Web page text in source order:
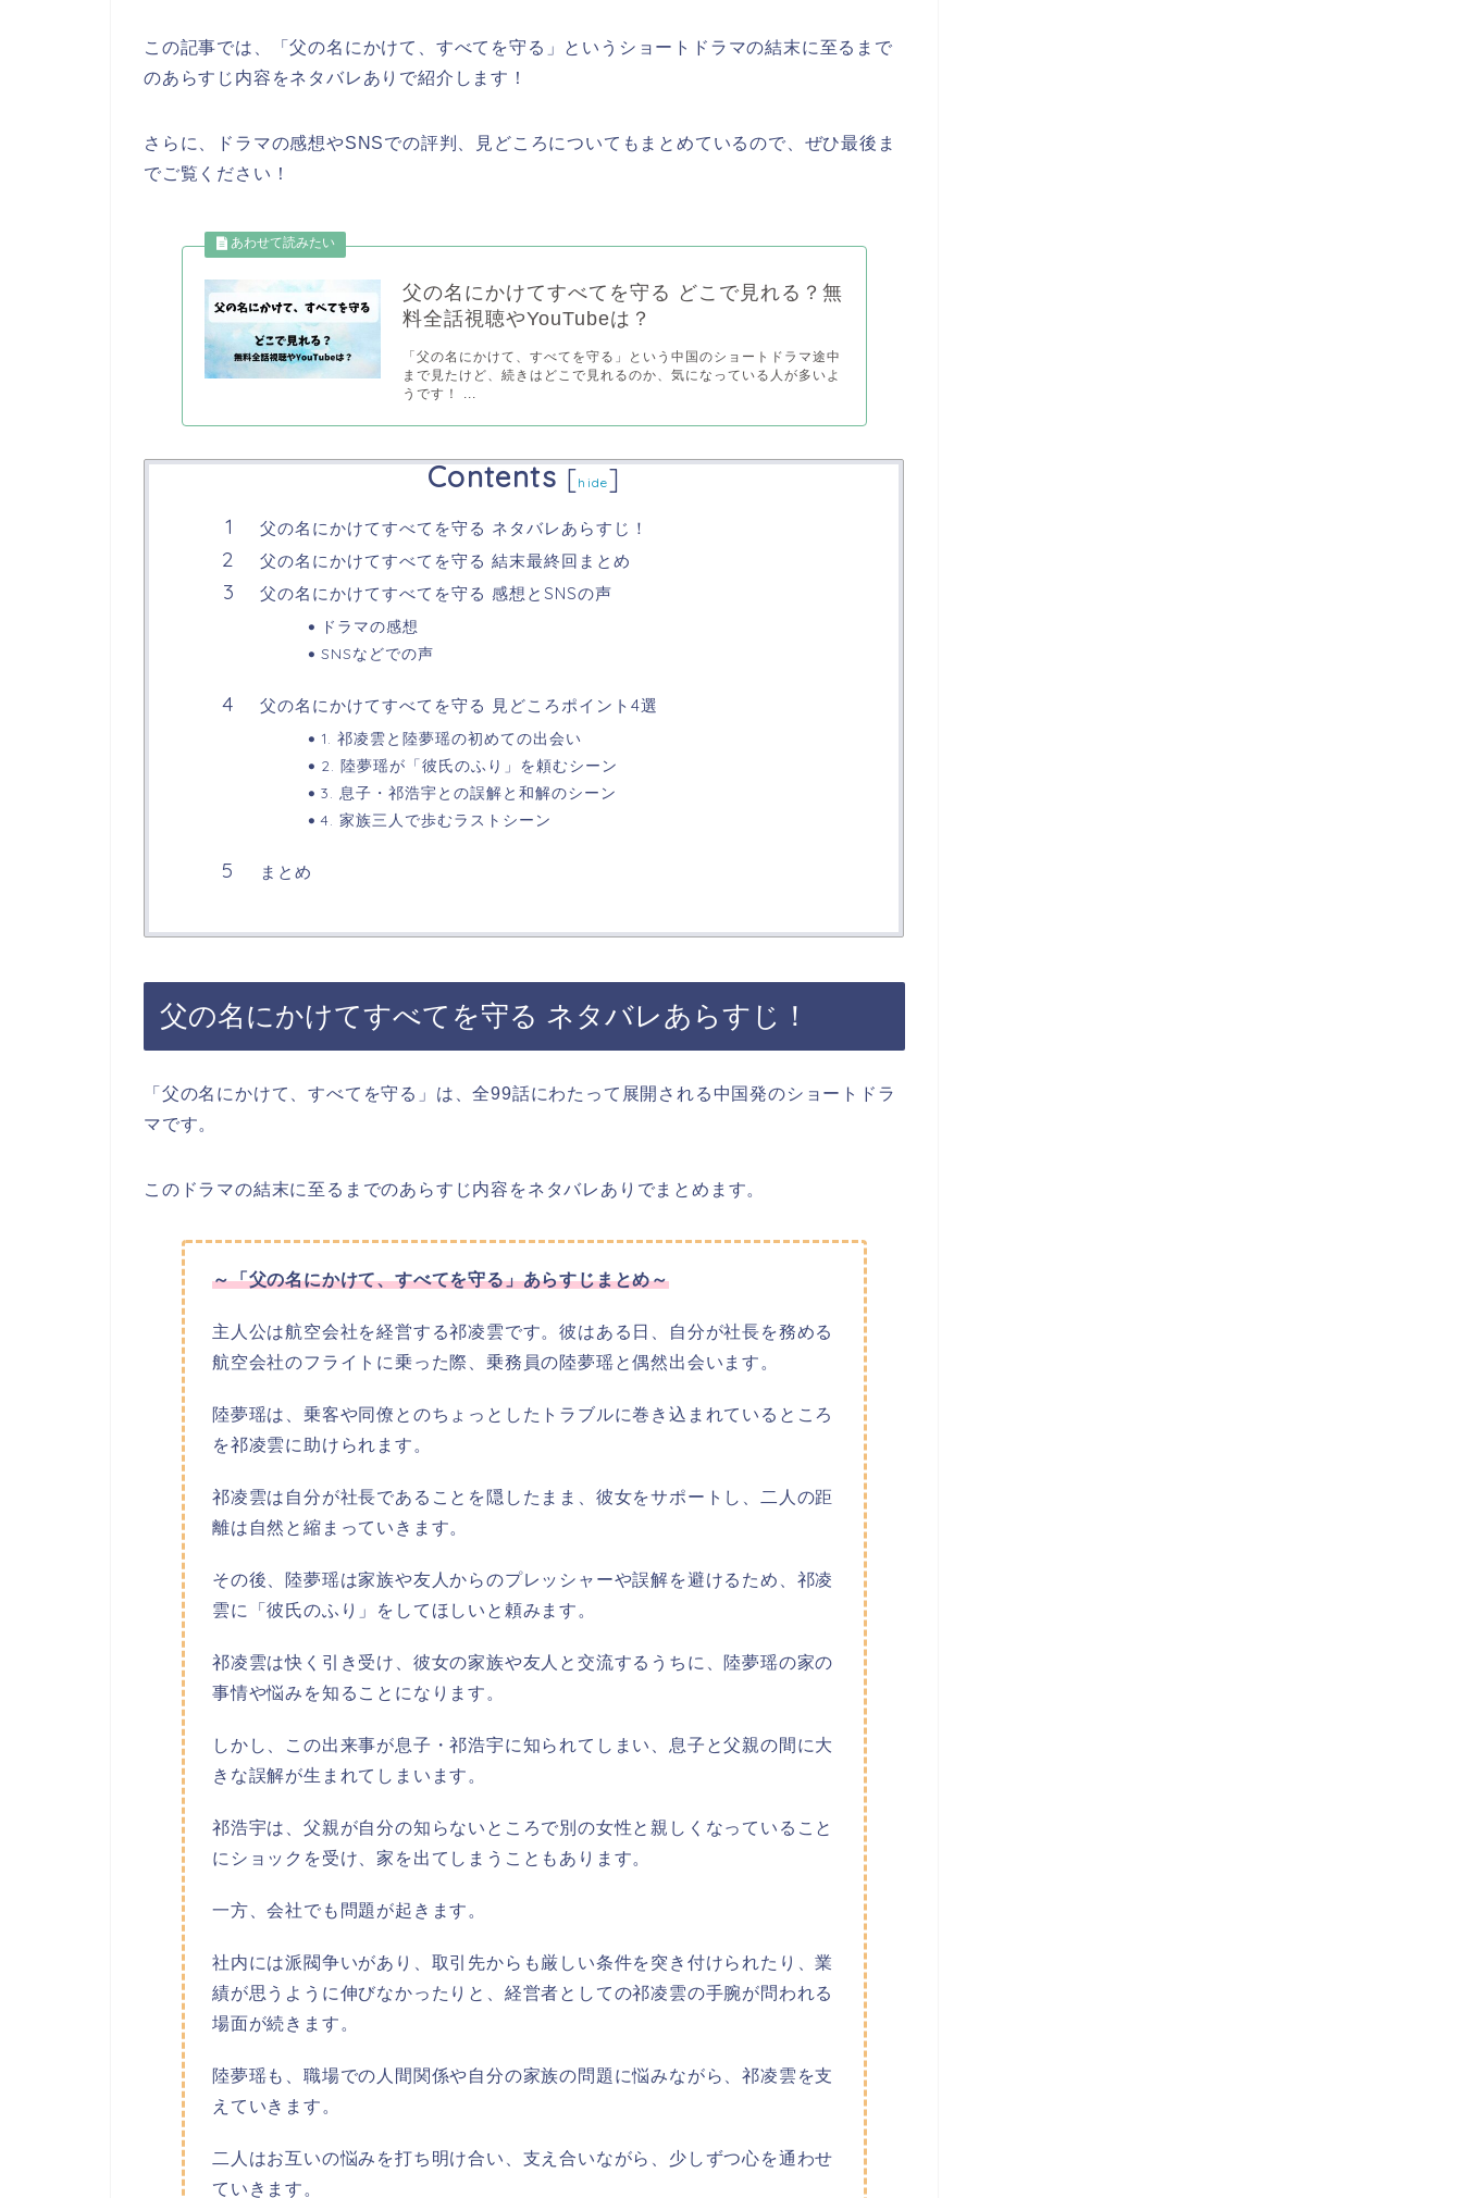
この記事では、 「父の名にかけて、すべてを守る 」 というショートドラマの結末に至るまで
のあらすじ内容をネタバレありで紹介します！
さらに、ドラマの感想やSNSでの評判、見どころについてもまとめているので、ぜひ最後ま
でご覧ください！
父の名にかけてすべてを守る どこで見れる？無
料全話視聴やYouTubeは？
「父の名にかけて、すべてを守る」という中国のショートドラマ途中
まで見たけど、続きはどこで見れるのか、気になっている人が多いよ
うです！ ...
Contents [hide]
父の名にかけてすべてを守る ネタバレあらすじ！
父の名にかけてすべてを守る 結末最終回まとめ
父の名にかけてすべてを守る 感想とSNSの声
ドラマの感想
SNSなどでの声
父の名にかけてすべてを守る 見どころポイント4選
1. 祁凌雲と陸夢瑶の初めての出会い
2. 陸夢瑶が「彼氏のふり」を頼むシーン
3. 息子・祁浩宇との誤解と和解のシーン
4. 家族三人で歩むラストシーン
まとめ
父の名にかけてすべてを守る ネタバレあらすじ！
「父の名にかけて、すべてを守る」は、全99話にわたって展開される中国発のショートドラ
マです。
このドラマの結末に至るまでのあらすじ内容をネタバレありでまとめます。
～「父の名にかけて、すべてを守る」あらすじまとめ～
主人公は航空会社を経営する祁凌雲です。彼はある日、自分が社長を務める
航空会社のフライトに乗った際、乗務員の陸夢瑶と偶然出会います。
陸夢瑶は、乗客や同僚とのちょっとしたトラブルに巻き込まれているところ
を祁凌雲に助けられます。
祁凌雲は自分が社長であることを隠したまま、彼女をサポートし、二人の距
離は自然と縮まっていきます。
その後、陸夢瑶は家族や友人からのプレッシャーや誤解を避けるため、祁凌
雲に「彼氏のふり」をしてほしいと頼みます。
祁凌雲は快く引き受け、彼女の家族や友人と交流するうちに、陸夢瑶の家の
事情や悩みを知ることになります。
しかし、この出来事が息子・祁浩宇に知られてしまい、息子と父親の間に大
きな誤解が生まれてしまいます。
祁浩宇は、父親が自分の知らないところで別の女性と親しくなっていること
にショックを受け、家を出てしまうこともあります。
一方、会社でも問題が起きます。
社内には派閥争いがあり、取引先からも厳しい条件を突き付けられたり、業
績が思うように伸びなかったりと、経営者としての祁凌雲の手腕が問われる
場面が続きます。
陸夢瑶も、職場での人間関係や自分の家族の問題に悩みながら、祁凌雲を支
えていきます。
二人はお互いの悩みを打ち明け合い、支え合いながら、少しずつ心を通わせ
ていきます。